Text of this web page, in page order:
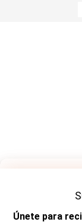
To provide the best
and/or access
us to process data
Únete para